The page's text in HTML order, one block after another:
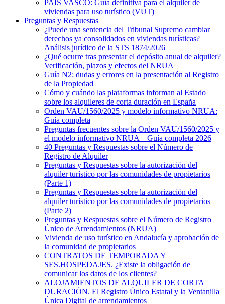
PAIS VASCO: Guía definitiva para el alquiler de
viviendas para uso turístico (VUT)
Preguntas y Respuestas
¿Puede una sentencia del Tribunal Supremo cambiar
derechos ya consolidados en viviendas turísticas?
Análisis jurídico de la STS 1874/2026
¿Qué ocurre tras presentar el depósito anual de alquiler?
Verificación, plazos y efectos del NRUA
Guía N2: dudas y errores en la presentación al Registro
de la Propiedad
Cómo y cuándo las plataformas informan al Estado
sobre los alquileres de corta duración en España
Orden VAU/1560/2025 y modelo informativo NRUA:
Guía completa
Preguntas frecuentes sobre la Orden VAU/1560/2025 y
el modelo informativo NRUA – Guía completa 2026
40 Preguntas y Respuestas sobre el Número de
Registro de Alquiler
Preguntas y Respuestas sobre la autorización del
alquiler turístico por las comunidades de propietarios
(Parte 1)
Preguntas y Respuestas sobre la autorización del
alquiler turístico por las comunidades de propietarios
(Parte 2)
Preguntas y Respuestas sobre el Número de Registro
Único de Arrendamientos (NRUA)
Vivienda de uso turístico en Andalucía y aprobación de
la comunidad de propietarios
CONTRATOS DE TEMPORADA Y
SES.HOSPEDAJES. ¿Existe la obligación de
comunicar los datos de los clientes?
ALOJAMIENTOS DE ALQUILER DE CORTA
DURACIÓN. El Registro Único Estatal y la Ventanilla
Única Digital de arrendamientos